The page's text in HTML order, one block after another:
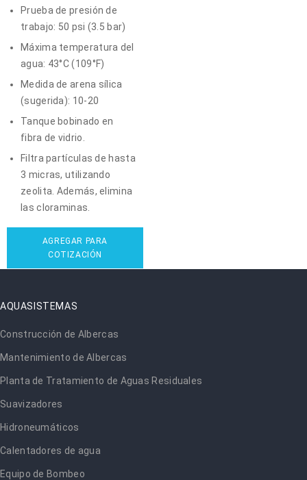
Prueba de presión de
trabajo: 50 psi (3.5 bar)
Máxima temperatura del
agua: 43°C (109°F)
Medida de arena sílica
(sugerida): 10-20
Tanque bobinado en
fibra de vidrio.
Filtra partículas de hasta
3 micras, utilizando
zeolita. Además, elimina
las cloraminas.
AGREGAR PARA
COTIZACIÓN
AQUASISTEMAS
Construcción de Albercas
Mantenimiento de Albercas
Planta de Tratamiento de Aguas Residuales
Suavizadores
Hidroneumáticos
Calentadores de agua
Equipo de Bombeo